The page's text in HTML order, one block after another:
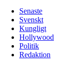
Senaste
Svenskt
Kungligt
Hollywood
Politik
Redaktion